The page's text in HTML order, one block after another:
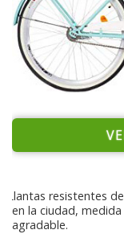
Llantas resistentes
en la ciudad,
agradable.